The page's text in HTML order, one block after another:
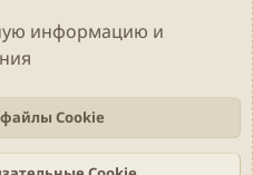
информацию и
Cookie